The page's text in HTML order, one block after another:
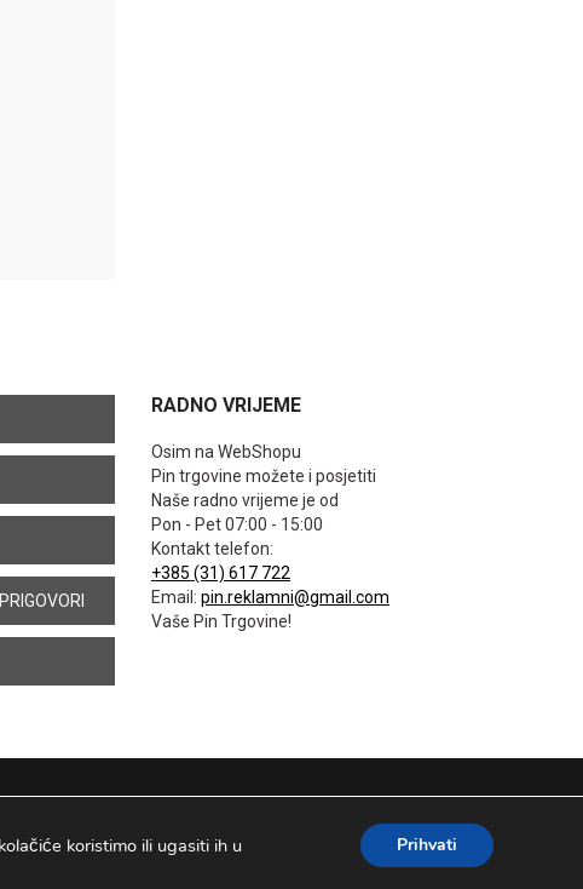
RADNO VRIJEME
Osim na WebShopu
Pin trgovine možete i posjetiti
Naše radno vrijeme je od
Pon - Pet 07:00 - 15:00
Kontakt telefon:
+385 (31) 617 722
Email: pin.reklamni@gmail.com
Vaše Pin Trgovine!
koristimo ili ugasiti ih u
Prihvati